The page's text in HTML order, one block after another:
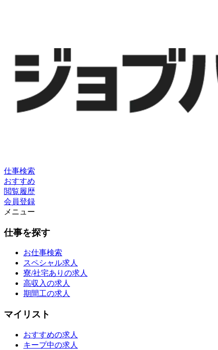
仕事検索
おすすめ
閲覧履歴
会員登録
メニュー
仕事を探す
お仕事検索
スペシャル求人
寮/社宅ありの求人
高収入の求人
期間工の求人
マイリスト
おすすめの求人
キープ中の求人